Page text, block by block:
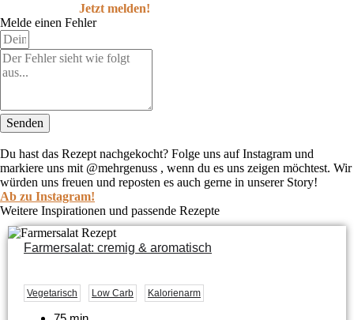
Jetzt melden!
Melde einen Fehler
Senden
Du hast das Rezept nachgekocht? Folge uns auf Instagram und
markiere uns mit @mehrgenuss , wenn du es uns zeigen möchtest. Wir
würden uns freuen und reposten es auch gerne in unserer Story!
Ab zu Instagram!
Weitere Inspirationen und passende Rezepte
Farmersalat: cremig & aromatisch
Vegetarisch Low Carb Kalorienarm